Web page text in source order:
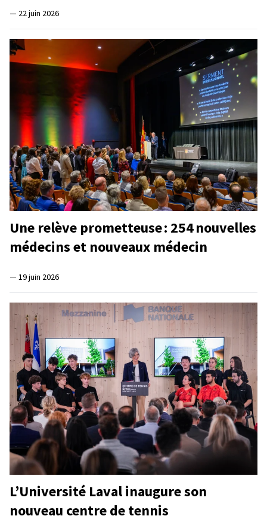
— 22 juin 2026
Une relève prometteuse : 254 nouvelles
médecins et nouveaux médecin
— 19 juin 2026
L’Université Laval inaugure son
nouveau centre de tennis